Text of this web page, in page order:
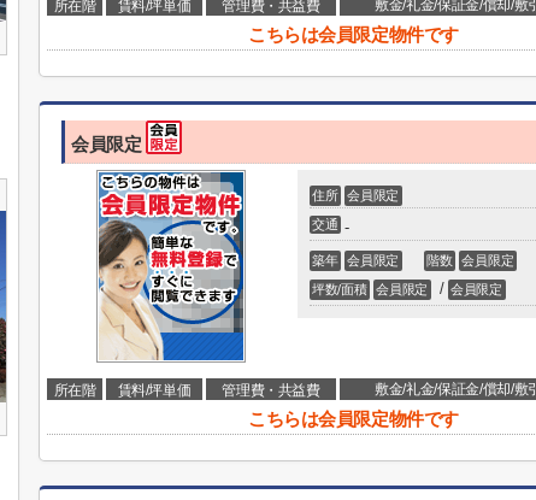
所在階 賃料/坪単価 管理費・共益費 敷金/礼金/保証金/償却/敷引
こちらは会員限定物件です
会員限定
住所
会員限定
交通 -
築年 会員限定 階数 会員限定
坪数/面積
会員限定 / 会員限定
所在階 賃料/坪単価 管理費・共益費 敷金/礼金/保証金/償却/敷引
こちらは会員限定物件です